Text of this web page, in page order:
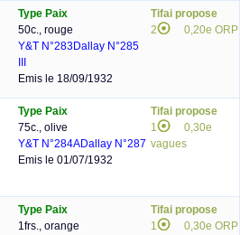
Type Paix
50c., rouge
Y&T N°283Dallay N°285
Emis le 18/09/1932
Tifai propose
2
0,20e ORP
Type Paix
75c., olive
Y&T N°284ADallay N°287
Emis le 01/07/1932
Tifai propose
1
0,30e
vagues
Type Paix
1frs., orange
Tifai propose
1
0,30e ORP